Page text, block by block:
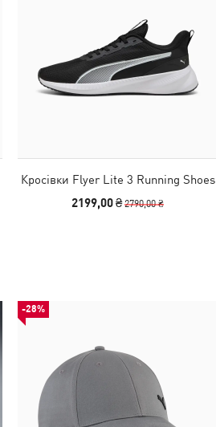
Кросівки Flyer Lite 3 Running Shoes
2199,00 ₴2790,00 ₴
-28%